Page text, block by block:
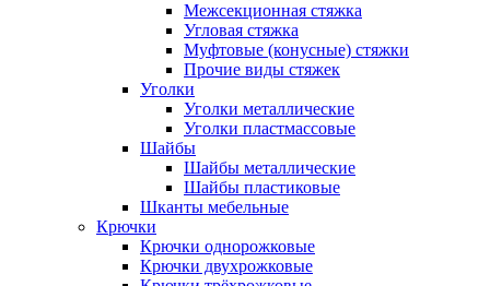
Межсекционная стяжка
Угловая стяжка
Муфтовые (конусные) стяжки
Прочие виды стяжек
Уголки
Уголки металлические
Уголки пластмассовые
Шайбы
Шайбы металлические
Шайбы пластиковые
Шканты мебельные
Крючки
Крючки однорожковые
Крючки двухрожковые